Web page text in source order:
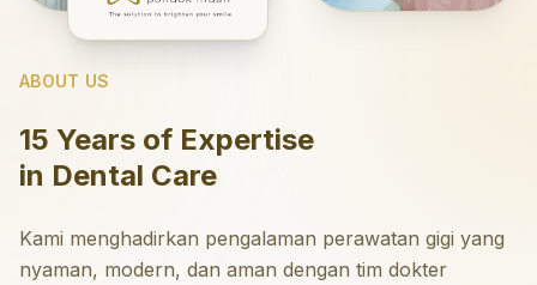
ABOUT US
15 Years of Expertise
in Dental Care
Kami menghadirkan pengalaman perawatan gigi yang
nyaman, modern, dan aman dengan tim dokter